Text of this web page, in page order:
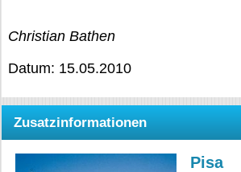
Christian Bathen
Datum: 15.05.2010
Zusatzinformationen
Pisa